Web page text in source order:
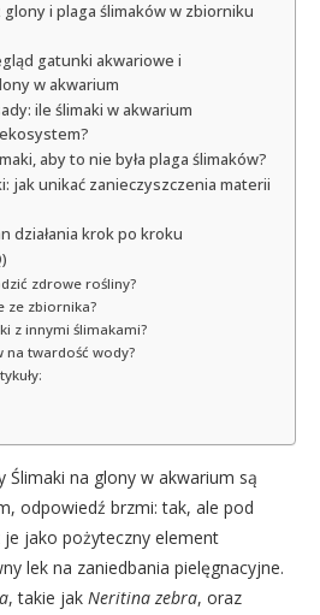
i plaga ślimaków w zbiorniku
gatunki akwariowe i
w akwarium
ile ślimaki w akwarium
aby to nie była plaga ślimaków?
jak unikać zanieczyszczenia materii
działania krok po kroku
zdrowe rośliny?
ze zbiornika?
z innymi ślimakami?
na twardość wody?
Ślimaki na glony w akwarium są
odpowiedź brzmi: tak, ale pod
jako pożyteczny element
lek na zaniedbania pielęgnacyjne.
, takie jak Neritina zebra, oraz